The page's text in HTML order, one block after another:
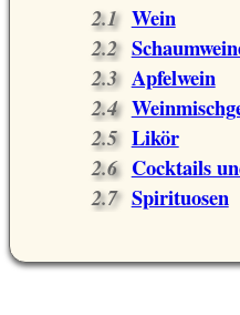
Wein
Apfelwein
Likör
Cocktails
Spirituosen